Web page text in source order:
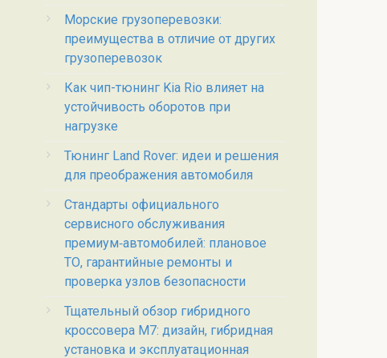
Морские грузоперевозки:
преимущества в отличие от других
грузоперевозок
Как чип-тюнинг Kia Rio влияет на
устойчивость оборотов при
нагрузке
Тюнинг Land Rover: идеи и решения
для преображения автомобиля
Стандарты официального
сервисного обслуживания
премиум‑автомобилей: плановое
ТО, гарантийные ремонты и
проверка узлов безопасности
Тщательный обзор гибридного
кроссовера M7: дизайн, гибридная
установка и эксплуатационная